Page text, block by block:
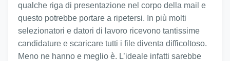
qualche riga di presentazione nel corpo della mail e
questo potrebbe portare a ripetersi. In più molti
selezionatori e datori di lavoro ricevono tantissime
candidature e scaricare tutti i file diventa difficoltoso.
Meno ne hanno e meglio è. L’ideale infatti sarebbe